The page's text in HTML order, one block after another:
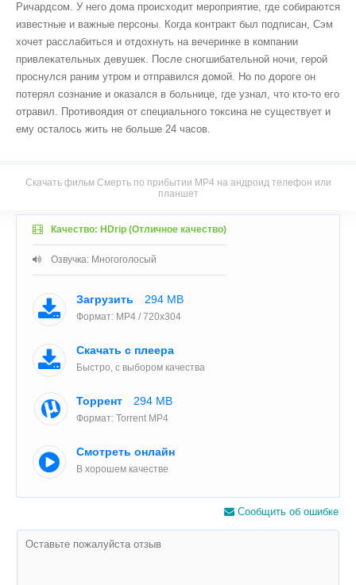
Ричардсом. У него дома происходит мероприятие, где собираются
известные и важные персоны. Когда контракт был подписан, Сэм
хочет расслабиться и отдохнуть на вечеринке в компании
привлекательных девушек. После сногшибательной ночи, герой
проснулся раним утром и отправился домой. Но по дороге он
потерял сознание и оказался в больнице, где узнал, что кто-то его
отравил. Противоядия от специального токсина не существует и
ему осталось жить не больше 24 часов.
Скачать фильм Смерть по прибытии MP4 на андроид телефон или
планшет
Качество: HDrip (Отличное качество)
Озвучка: Многоголосый
Загрузить 294 MB
Формат: MP4 / 720x304
Скачать с плеера
Быстро, с выбором качества
Торрент 294 MB
Формат: Torrent MP4
Смотреть онлайн
В хорошем качестве
Сообщить об ошибке